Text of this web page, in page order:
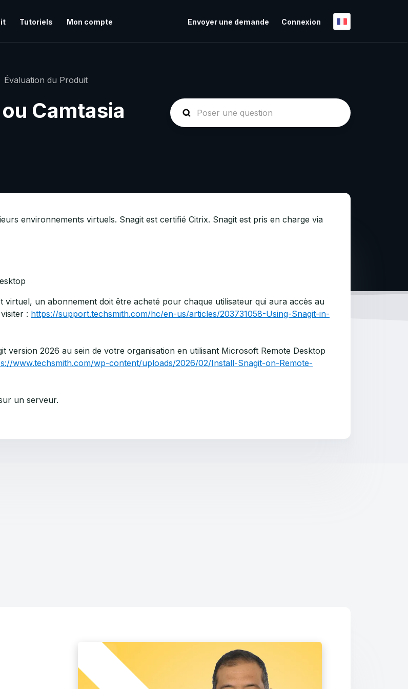
Tutoriels Mon compte Envoyer une demande Connexion
Évaluation du Produit
Camtasia
environnements virtuels. Snagit est certifié Citrix. Snagit est pris en charge via
virtuel, un abonnement doit être acheté pour chaque utilisateur qui aura accès au
: https://support.techsmith.com/hc/en-us/articles/203731058-Using-Snagit-in-
version 2026 au sein de votre organisation en utilisant Microsoft Remote Desktop
www.techsmith.com/wp-content/uploads/2026/02/Install-Snagit-on-Remote-
un serveur.